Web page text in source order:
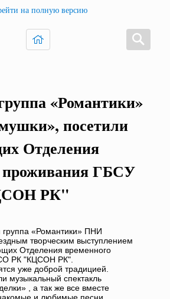
на полную версию
«Романтики»
посетили
Отделения
проживания ГБСУ
РК"
группа «Романтики» ПНИ
творческим выступлением
Отделения временного
РК "КЦСОН РК".
уже доброй традицией.
музыкальный спектакль
, а так же все вместе